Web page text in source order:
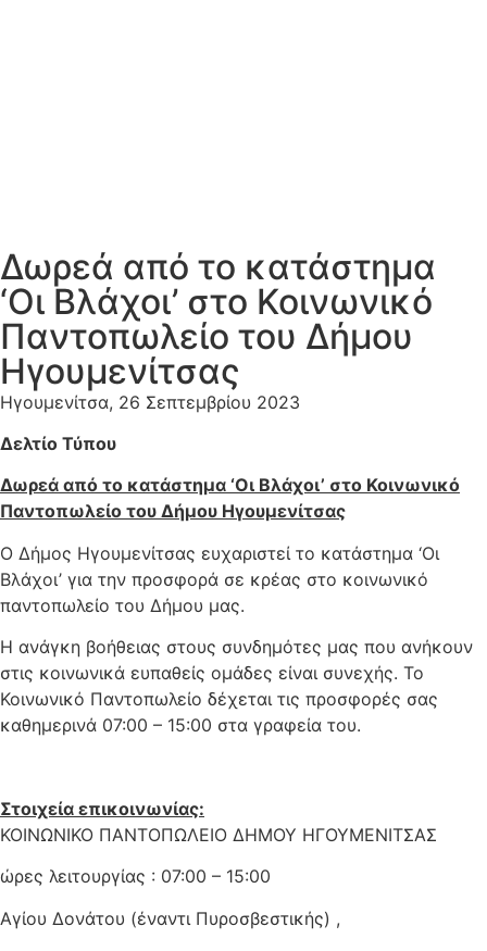
Δωρεά από το κατάστημα
‘Οι Βλάχοι’ στο Κοινωνικό
Παντοπωλείο του Δήμου
Ηγουμενίτσας
Ηγουμενίτσα, 26 Σεπτεμβρίου 2023
Δελτίο Τύπου
Δωρεά από το κατάστημα ‘Οι Βλάχοι’ στο Κοινωνικό
Παντοπωλείο του Δήμου Ηγουμενίτσας
Ο Δήμος Ηγουμενίτσας ευχαριστεί το κατάστημα ‘Οι
Βλάχοι’ για την προσφορά σε κρέας στο κοινωνικό
παντοπωλείο του Δήμου μας.
Η ανάγκη βοήθειας στους συνδημότες μας που ανήκουν
στις κοινωνικά ευπαθείς ομάδες είναι συνεχής. Το
Κοινωνικό Παντοπωλείο δέχεται τις προσφορές σας
καθημερινά 07:00 – 15:00 στα γραφεία του.
Στοιχεία επικοινωνίας:
ΚΟΙΝΩΝΙΚΟ ΠΑΝΤΟΠΩΛΕΙΟ ΔΗΜΟΥ ΗΓΟΥΜΕΝΙΤΣΑΣ
ώρες λειτουργίας : 07:00 – 15:00
Αγίου Δονάτου (έναντι Πυροσβεστικής) ,